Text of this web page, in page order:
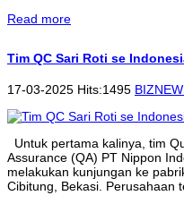
Read more
Tim QC Sari Roti se
17-03-2025 Hits:1495
Untuk pertama kalinya, tim
Assurance (QA) PT Nippon
melakukan kunjungan ke
Cibitung, Bekasi. Perusahaan